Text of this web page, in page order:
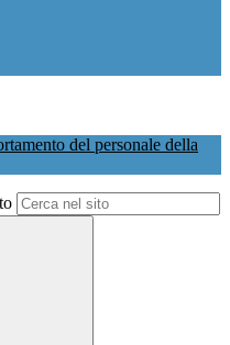
del personale della